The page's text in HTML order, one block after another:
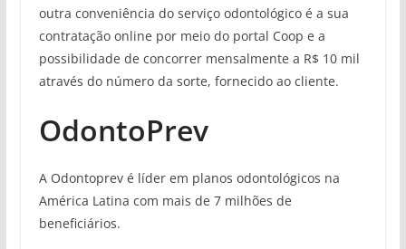
outra conveniência do serviço odontológico é a sua
contratação online por meio do portal Coop e a
possibilidade de concorrer mensalmente a R$ 10 mil
através do número da sorte, fornecido ao cliente.
OdontoPrev
A Odontoprev é líder em planos odontológicos na
América Latina com mais de 7 milhões de
beneficiários.